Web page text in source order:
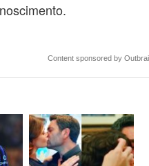
Content sponsored by